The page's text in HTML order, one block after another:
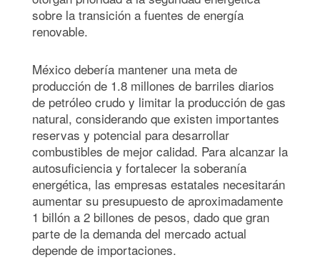
sobre la transición a fuentes de energía
renovable.
México debería mantener una meta de
producción de 1.8 millones de barriles diarios
de petróleo crudo y limitar la producción de gas
natural, considerando que existen importantes
reservas y potencial para desarrollar
combustibles de mejor calidad. Para alcanzar la
autosuficiencia y fortalecer la soberanía
energética, las empresas estatales necesitarán
aumentar su presupuesto de aproximadamente
1 billón a 2 billones de pesos, dado que gran
parte de la demanda del mercado actual
depende de importaciones.